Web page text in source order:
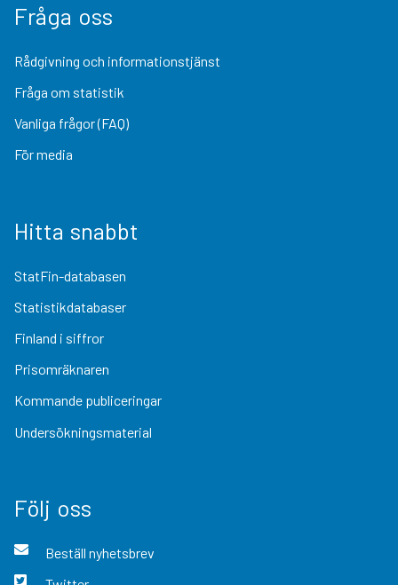
Fråga oss
Rådgivning och informationstjänst
Fråga om statistik
Vanliga frågor (FAQ)
För media
Hitta snabbt
StatFin-databasen
Statistikdatabaser
Finland i siffror
Prisomräknaren
Kommande publiceringar
Undersökningsmaterial
Följ oss
Beställ nyhetsbrev